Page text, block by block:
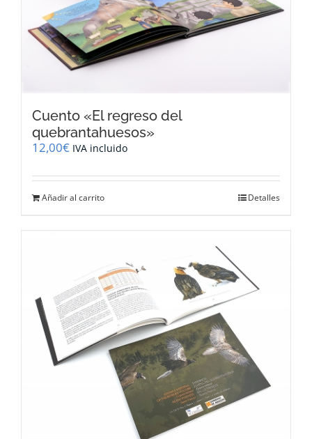
Cuento «El regreso del
quebrantahuesos»
12,00€ IVA incluido
Añadir al carrito Detalles